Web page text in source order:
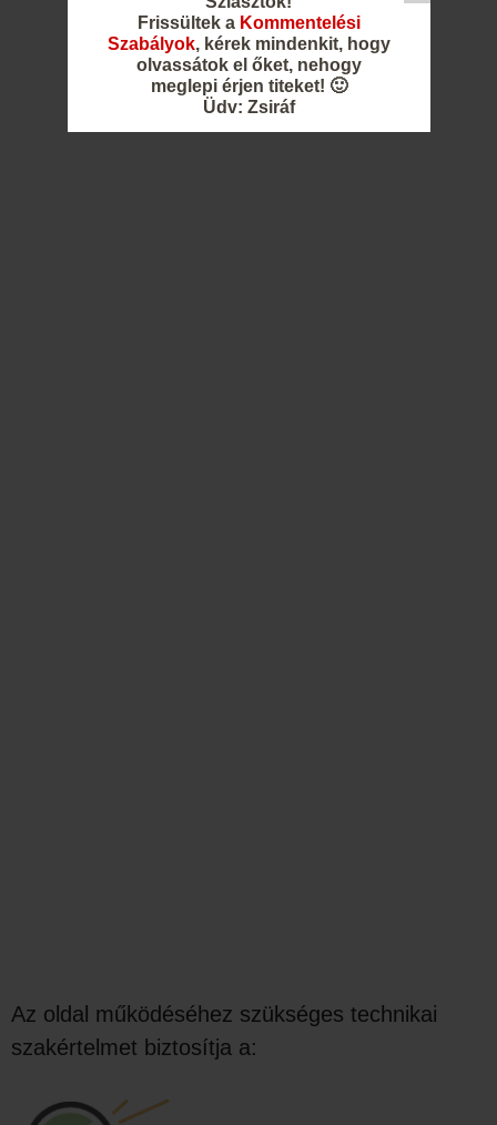
Frissültek a Kommentelési
Szabályok, kérek mindenkit, hogy
olvassátok el őket, nehogy
meglepi érjen titeket! 🙂
Üdv: Zsiráf
Az oldal működéséhez szükséges technikai
szakértelmet biztosítja a: